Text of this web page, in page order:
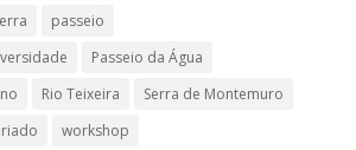
passeio
Passeio da Água
Rio Teixeira
Serra de Montemuro
workshop